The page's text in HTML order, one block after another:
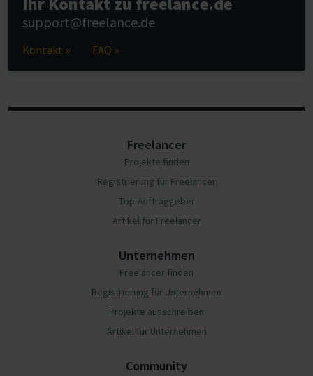
support@freelance.de
Kontakt » FAQ »
Freelancer
Projekte finden
Registrierung für Freelancer
Top-Auftraggeber
Artikel für Freelancer
Unternehmen
Freelancer finden
Registrierung für Unternehmen
Projekte ausschreiben
Artikel für Unternehmen
Community